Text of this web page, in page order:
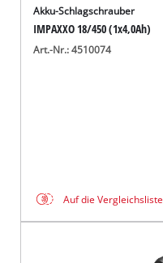
Akku-Schlagschrauber
IMPAXXO 18/450 (1x4,0Ah)
Art.-Nr.: 4510074
Auf die Vergleichsliste